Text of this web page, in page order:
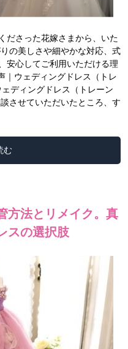
ださった花嫁さまから、いた
の美しさや細やかな対応、式
安心してご利用いただける理
ウェディングドレス（トレ
ディングドレス（トレーン
させていただいたところ、す
む
方法とリメイク。真
スの選択肢